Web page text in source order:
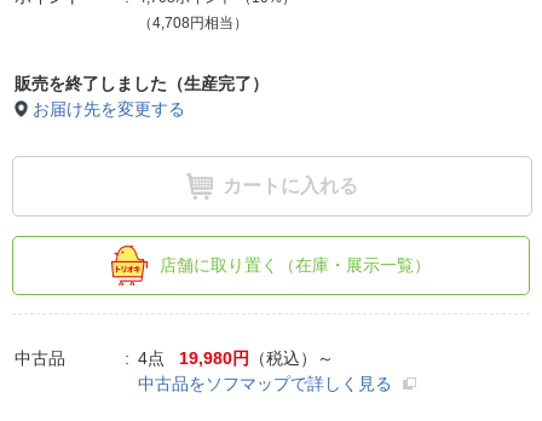
（4,708円相当）
販売を終了しました（生産完了）
お届け先を変更する
カートに入れる
店舗に取り置く（在庫・展示一覧）
中古品 4点 19,980円
（税込）～
中古品をソフマップで詳しく見る